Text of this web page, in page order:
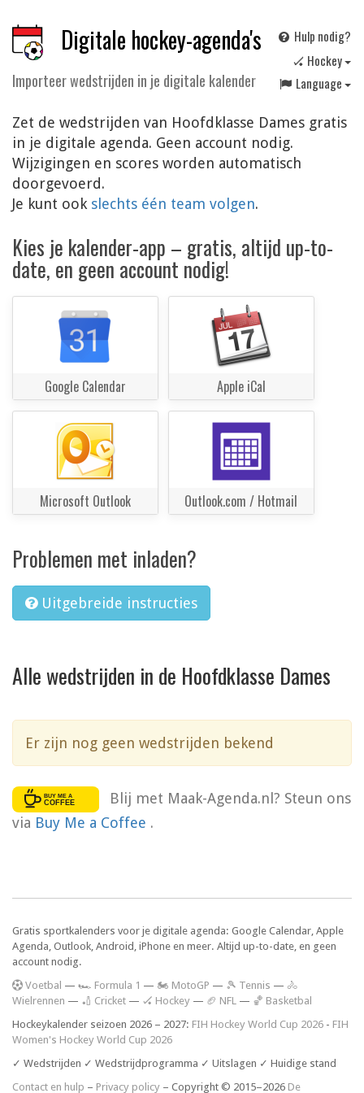
Digitale hockey-agenda's
Importeer wedstrijden in je digitale kalender
Hulp nodig?
🏑 Hockey
Language
Zet de wedstrijden van Hoofdklasse Dames gratis
in je digitale agenda. Geen account nodig.
Wijzigingen en scores worden automatisch
doorgevoerd.
Je kunt ook slechts één team volgen.
Kies je kalender-app – gratis, altijd up-to-
date, en geen account nodig!
Google Calendar Apple iCal
Microsoft Outlook Outlook.com / Hotmail
Problemen met inladen?
Uitgebreide instructies
Alle wedstrijden in de Hoofdklasse Dames
Er zijn nog geen wedstrijden bekend
Blij met Maak-Agenda.nl? Steun ons
via Buy Me a Coffee .
Gratis sportkalenders voor je digitale agenda: Google Calendar, Apple
Agenda, Outlook, Android, iPhone en meer. Altijd up-to-date, en geen
account nodig.
Voetbal — 🏎️ Formula 1 — 🏍 MotoGP — 🎾 Tennis — 🚴
Wielrennen — 🏏 Cricket — 🏑 Hockey — 🏈 NFL — 🏀 Basketbal
Hockeykalender seizoen 2026 – 2027: FIH Hockey World Cup 2026 - FIH
Women's Hockey World Cup 2026
✓ Wedstrijden ✓ Wedstrijdprogramma ✓ Uitslagen ✓ Huidige stand
Contact en hulp – Privacy policy – Copyright © 2015–2026 De